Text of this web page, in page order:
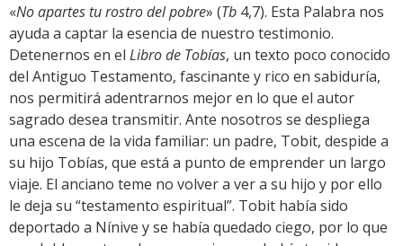
«No apartes tu rostro del pobre» (Tb 4,7). Esta Palabra nos
ayuda a captar la esencia de nuestro testimonio.
Detenernos en el Libro de Tobías, un texto poco conocido
del Antiguo Testamento, fascinante y rico en sabiduría,
nos permitirá adentrarnos mejor en lo que el autor
sagrado desea transmitir. Ante nosotros se despliega
una escena de la vida familiar: un padre, Tobit, despide a
su hijo Tobías, que está a punto de emprender un largo
viaje. El anciano teme no volver a ver a su hijo y por ello
le deja su “testamento espiritual”. Tobit había sido
deportado a Nínive y se había quedado ciego, por lo que